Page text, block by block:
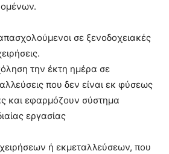
σε ξενοδοχειακές
την έκτη ημέρα σε
που δεν είναι εκ φύσεως
και εφαρμόζουν σύστημα
εργασίας
ή εκμεταλλεύσεων, που